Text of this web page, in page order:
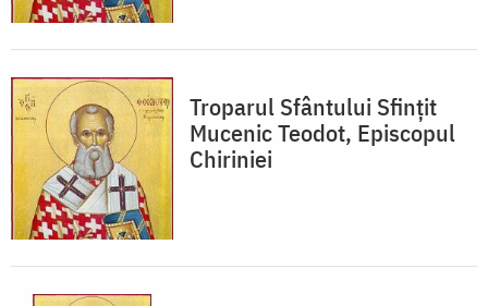
Troparul Sfântului Sfinţit
Mucenic Teodot, Episcopul
Chiriniei